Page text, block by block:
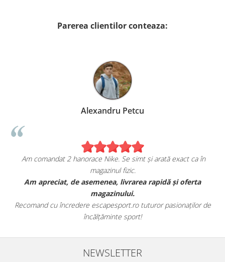
Parerea clientilor conteaza:
Alexandru Petcu
Am comandat 2 hanorace Nike. Se simt și arată exact ca în
magazinul fizic.
Am apreciat, de asemenea, livrarea rapidă și oferta
magazinului.
Recomand cu încredere escapesport.ro tuturor pasionaților de
încălțăminte sport!
NEWSLETTER